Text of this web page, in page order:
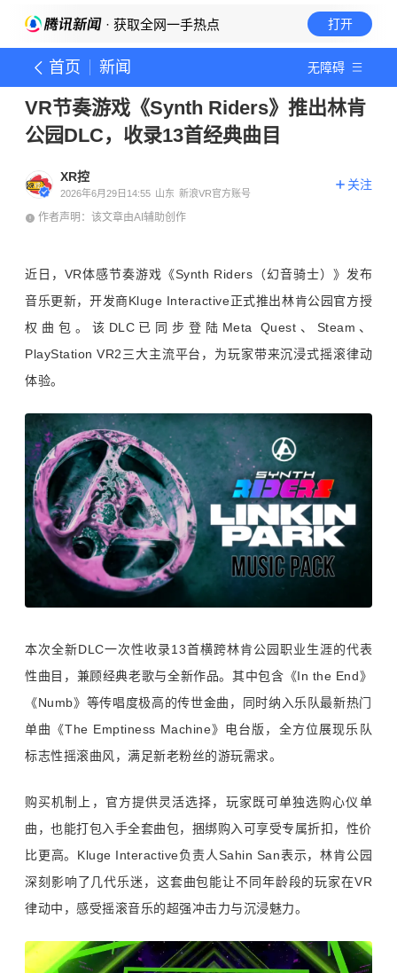
· 获取全网一手热点 打开
首页 新闻 无障碍
VR节奏游戏《Synth Riders》推出林肯
公园DLC，收录13首经典曲目
XR控
2026年6月29日14:55 山东 新浪VR官方账号
关注
作者声明：该文章由AI辅助创作
近日，VR体感节奏游戏《Synth Riders（幻音骑士）》发布
音乐更新，开发商Kluge Interactive正式推出林肯公园官方授
权曲包。该DLC已同步登陆Meta Quest、Steam、
PlayStation VR2三大主流平台，为玩家带来沉浸式摇滚律动
体验。
本次全新DLC一次性收录13首横跨林肯公园职业生涯的代表
性曲目，兼顾经典老歌与全新作品。其中包含《In the End》
《Numb》等传唱度极高的传世金曲，同时纳入乐队最新热门
单曲《The Emptiness Machine》电台版，全方位展现乐队
标志性摇滚曲风，满足新老粉丝的游玩需求。
购买机制上，官方提供灵活选择，玩家既可单独选购心仪单
曲，也能打包入手全套曲包，捆绑购入可享受专属折扣，性价
比更高。Kluge Interactive负责人Sahin San表示，林肯公园
深刻影响了几代乐迷，这套曲包能让不同年龄段的玩家在VR
律动中，感受摇滚音乐的超强冲击力与沉浸魅力。